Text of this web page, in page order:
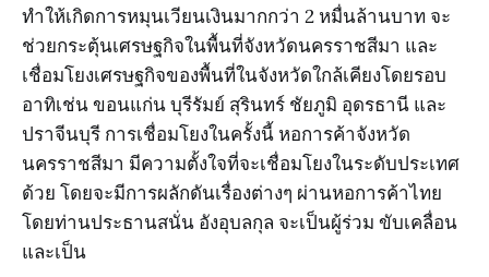
ทำให้เกิดการหมุนเวียนเงินมากกว่า 2 หมื่นล้านบาท จะ
ช่วยกระตุ้นเศรษฐกิจในพื้นที่จังหวัดนครราชสีมา และ
เชื่อมโยงเศรษฐกิจของพื้นที่ในจังหวัดใกล้เคียงโดยรอบ
อาทิเช่น ขอนแก่น บุรีรัมย์ สุรินทร์ ชัยภูมิ อุดรธานี และ
ปราจีนบุรี การเชื่อมโยงในครั้งนี้ หอการค้าจังหวัด
นครราชสีมา มีความตั้งใจที่จะเชื่อมโยงในระดับประเทศ
ด้วย โดยจะมีการผลักดันเรื่องต่างๆ ผ่านหอการค้าไทย
โดยท่านประธานสนั่น อังอุบลกุล จะเป็นผู้ร่วม ขับเคลื่อน
และเป็น